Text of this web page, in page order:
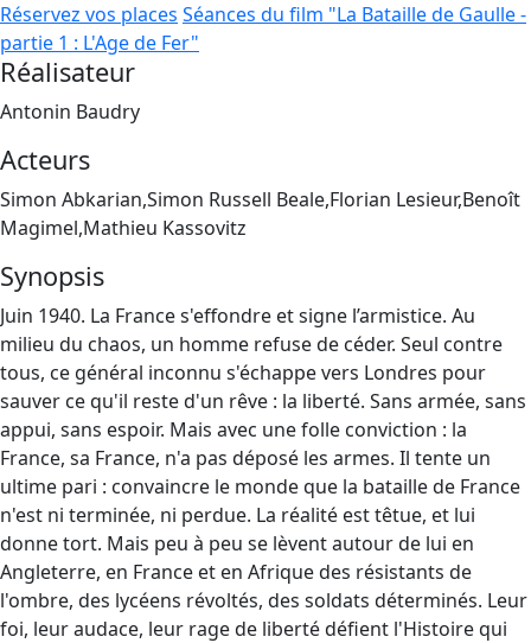
Réservez vos places Séances du film "La Bataille de Gaulle -
partie 1 : L'Age de Fer"
Réalisateur
Antonin Baudry
Acteurs
Simon Abkarian,Simon Russell Beale,Florian Lesieur,Benoît
Magimel,Mathieu Kassovitz
Synopsis
Juin 1940. La France s'effondre et signe l’armistice. Au
milieu du chaos, un homme refuse de céder. Seul contre
tous, ce général inconnu s'échappe vers Londres pour
sauver ce qu'il reste d'un rêve : la liberté. Sans armée, sans
appui, sans espoir. Mais avec une folle conviction : la
France, sa France, n'a pas déposé les armes. Il tente un
ultime pari : convaincre le monde que la bataille de France
n'est ni terminée, ni perdue. La réalité est têtue, et lui
donne tort. Mais peu à peu se lèvent autour de lui en
Angleterre, en France et en Afrique des résistants de
l'ombre, des lycéens révoltés, des soldats déterminés. Leur
foi, leur audace, leur rage de liberté défient l'Histoire qui